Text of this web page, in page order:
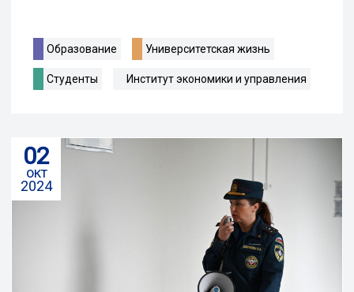
Образование Университетская жизнь
Студенты Институт экономики и управления
02
окт
2024